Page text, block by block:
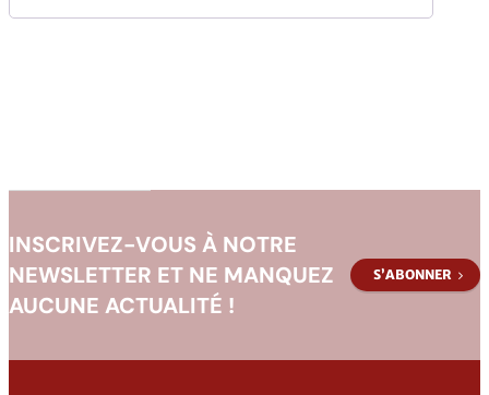
INSCRIVEZ-VOUS À NOTRE
NEWSLETTER ET NE MANQUEZ
AUCUNE ACTUALITÉ !
S’ABONNER